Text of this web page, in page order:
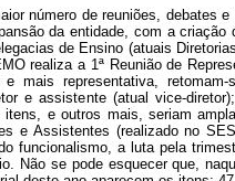
número de reuniões, debates
da entidade, com a
de Ensino (atuais
realiza a 1ª Reunião de
mais representativa,
e assistente (atual vice-
e outros mais, seriam
e Assistentes (realizado no
funcionalismo, a luta pela
Não se pode esquecer que,